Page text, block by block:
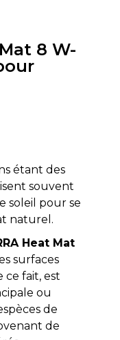
8 W-
étant des
souvent
soleil pour se
naturel.
Heat Mat
surfaces
ce fait, est
ou
de
de